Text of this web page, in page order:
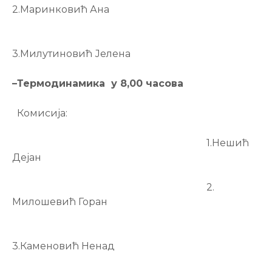
2.Маринковић Ана
3.Милутиновић Јелена
–Термодинамика у 8,00 часова
Комисија:
1.Нешић
Дејан
2.
Милошевић Горан
3.Каменовић Ненад